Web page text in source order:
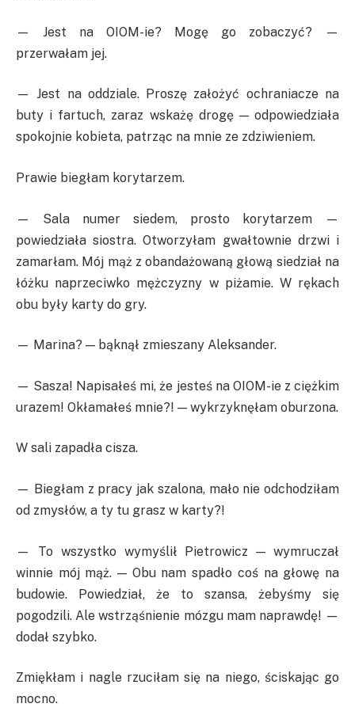
— Jest na OIOM-ie? Mogę go zobaczyć? —
przerwałam jej.
— Jest na oddziale. Proszę założyć ochraniacze na
buty i fartuch, zaraz wskażę drogę — odpowiedziała
spokojnie kobieta, patrząc na mnie ze zdziwieniem.
Prawie biegłam korytarzem.
— Sala numer siedem, prosto korytarzem —
powiedziała siostra. Otworzyłam gwałtownie drzwi i
zamarłam. Mój mąż z obandażowaną głową siedział na
łóżku naprzeciwko mężczyzny w piżamie. W rękach
obu były karty do gry.
— Marina? — bąknął zmieszany Aleksander.
— Sasza! Napisałeś mi, że jesteś na OIOM-ie z ciężkim
urazem! Okłamałeś mnie?! — wykrzyknęłam oburzona.
W sali zapadła cisza.
— Biegłam z pracy jak szalona, mało nie odchodziłam
od zmysłów, a ty tu grasz w karty?!
— To wszystko wymyślił Pietrowicz — wymruczał
winnie mój mąż. — Obu nam spadło coś na głowę na
budowie. Powiedział, że to szansa, żebyśmy się
pogodzili. Ale wstrząśnienie mózgu mam naprawdę! —
dodał szybko.
Zmiękłam i nagle rzuciłam się na niego, ściskając go
mocno.